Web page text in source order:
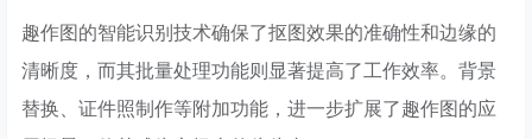
趣作图的智能识别技术确保了抠图效果的准确性和边缘的
清晰度，而其批量处理功能则显著提高了工作效率。背景
替换、证件照制作等附加功能，进一步扩展了趣作图的应